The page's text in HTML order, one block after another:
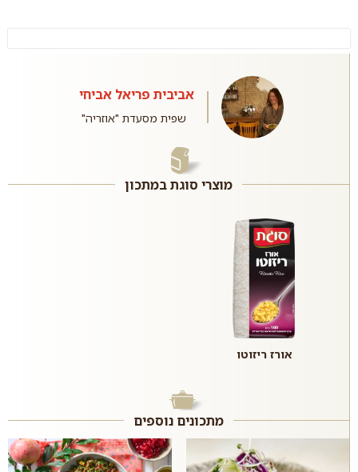
אביבית פריאל אביחי
שפית מסעדת "אוזריה"
מוצרי סוגת במתכון
אורז ריזוטו
מתכונים נוספים